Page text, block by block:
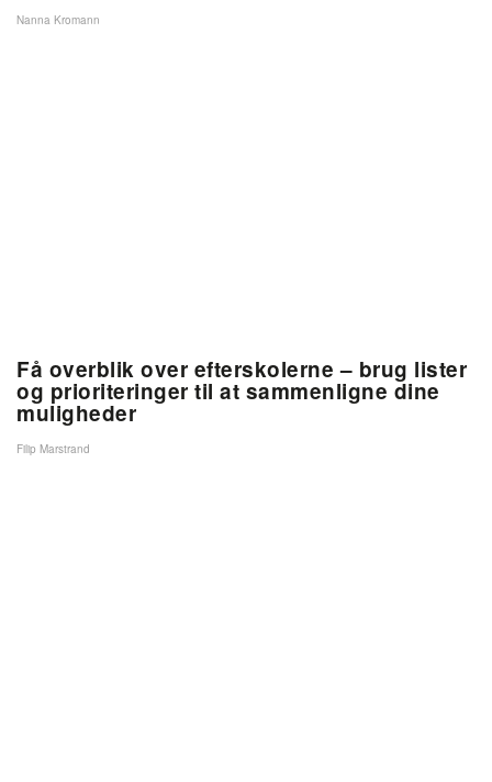
Nanna Kromann
Få overblik over efterskolerne – brug lister
og prioriteringer til at sammenligne dine
muligheder
Filip Marstrand